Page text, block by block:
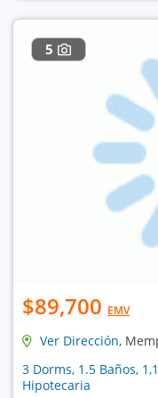
5
$89,700 EMV
Ver Dirección,
3 Dorms, 1.5 Baños,
Hipotecaria